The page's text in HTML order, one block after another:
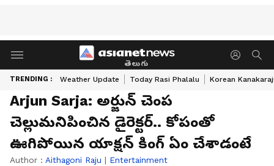
తెలుగు
TRENDING : Weather Update Today Rasi Phalalu Korean
Arjun Sarja: అర్జున్‌ చెంప
చెల్లుమనిపించిన డైరెక్టర్‌.. కోపంతో
ఊగిపోయిన యాక్షన్‌ కింగ్‌ ఏం చేశాడంటే
Author : Aithagoni Raju | Entertainment